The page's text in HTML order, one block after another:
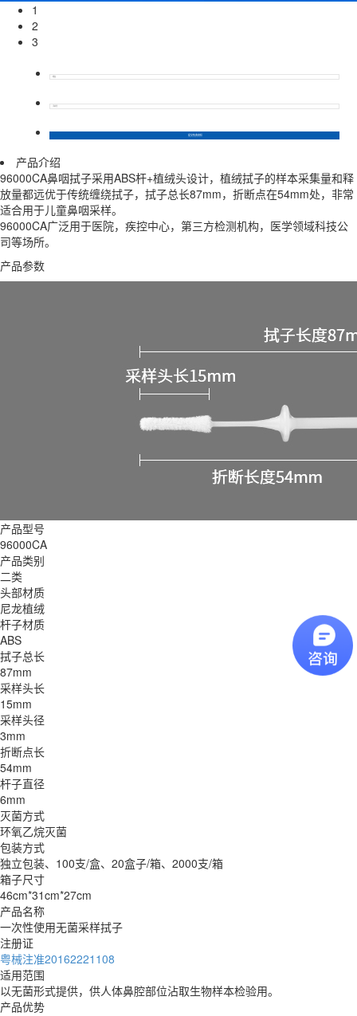
1
2
3
产品介绍
96000CA鼻咽拭子采用ABS杆+植绒头设计，植绒拭子的样本采集量和释
放量都远优于传统缠绕拭子，拭子总长87mm，折断点在54mm处，非常
适合用于儿童鼻咽采样。
96000CA广泛用于医院，疾控中心，第三方检测机构，医学领域科技公
司等场所。
产品参数
产品型号
96000CA
产品类别
二类
头部材质
尼龙植绒
杆子材质
ABS
拭子总长
87mm
采样头长
15mm
采样头径
3mm
折断点长
54mm
杆子直径
6mm
灭菌方式
环氧乙烷灭菌
包装方式
独立包装、100支/盒、20盒子/箱、2000支/箱
箱子尺寸
46cm*31cm*27cm
产品名称
一次性使用无菌采样拭子
注册证
粤械注准20162221108
适用范围
以无菌形式提供，供人体鼻腔部位沾取生物样本检验用。
产品优势